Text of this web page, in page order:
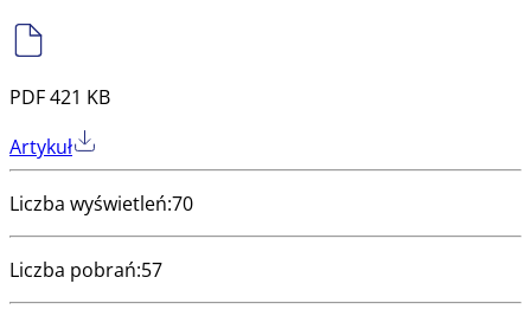
PDF 421 KB
Artykuł
Liczba wyświetleń:70
Liczba pobrań:57